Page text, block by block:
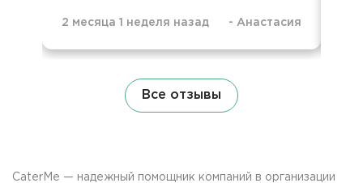
2 месяца 1 неделя назад - Анастасия
Все отзывы
CaterMe — надежный помощник компаний в организации